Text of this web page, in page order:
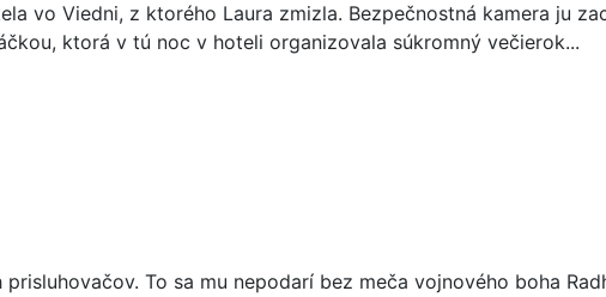
vo Viedni, z ktorého Laura zmizla. Bezpečnostná kamera ju
ktorá v tú noc v hoteli organizovala súkromný večierok...
To sa mu nepodarí bez meča vojnového boha